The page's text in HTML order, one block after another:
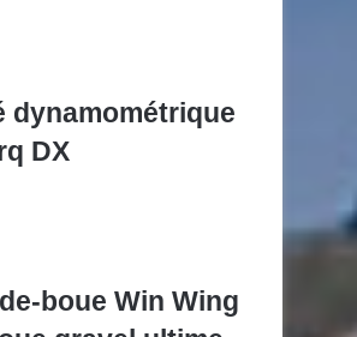
dynamométrique
DX
boue Win Wing